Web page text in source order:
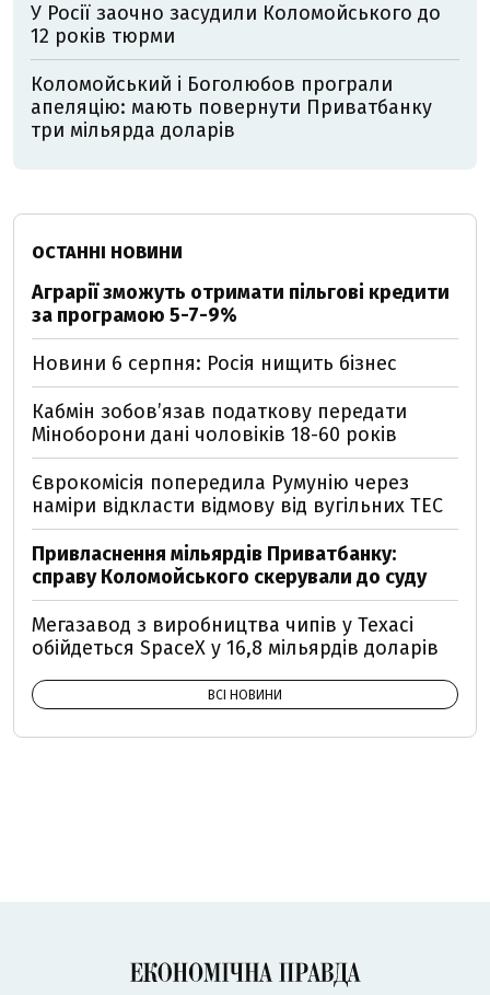
У Росії заочно засудили Коломойського до
12 років тюрми
Коломойський і Боголюбов програли
апеляцію: мають повернути Приватбанку
три мільярда доларів
ОСТАННІ НОВИНИ
Аграрії зможуть отримати пільгові кредити
за програмою 5-7-9%
Новини 6 серпня: Росія нищить бізнес
Кабмін зобовʼязав податкову передати
Міноборони дані чоловіків 18-60 років
Єврокомісія попередила Румунію через
наміри відкласти відмову від вугільних ТЕС
Привласнення мільярдів Приватбанку:
справу Коломойського скерували до суду
Мегазавод з виробництва чипів у Техасі
обійдеться SpaceX у 16,8 мільярдів доларів
ВСІ НОВИНИ